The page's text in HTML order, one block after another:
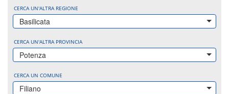
CERCA UN'ALTRA REGIONE
Basilicata
CERCA UN'ALTRA PROVINCIA
Potenza
CERCA UN COMUNE
Filiano